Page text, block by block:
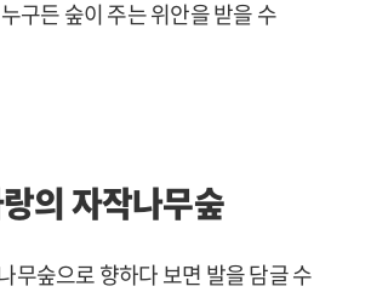
구든 숲이 주는 위안을 받을 수
의 자작나무숲
무숲으로 향하다 보면 발을 담글 수